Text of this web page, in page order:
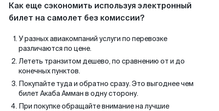
Как еще сэкономить используя электронный
билет на самолет без комиссии?
У разных авиакомпаний услуги по перевозке
различаются по цене.
Лететь транзитом дешево, по сравнению от и до
конечных пунктов.
Покупайте туда и обратно сразу. Это выгоднее чем
билет Акаба Амман в одну сторону.
При покупке обращайте внимание на лучшие